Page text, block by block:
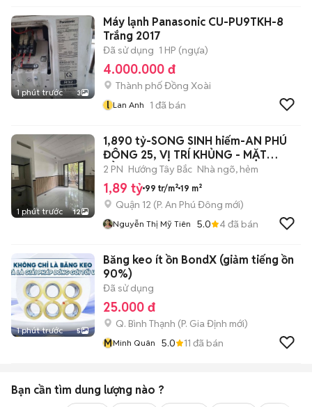
1 phút trước 3
Máy lạnh Panasonic CU-PU9TKH-8
Trắng 2017
Đã sử dụng 1 HP (ngựa)
4.000.000 đ
Thành phố Đồng Xoài
l Lan Anh 1 đã bán
1 phút trước 12
1,890 tỷ-SONG SINH hiếm-AN PHÚ
ĐÔNG 25, VỊ TRÍ KHỦNG - MẶT
BẰNG KINH
2 PN Hướng Tây Bắc Nhà ngõ, hẻm
1,89 tỷ 99 tr/m² 19 m²
Quận 12 (P. An Phú Đông mới)
Nguyễn Thị Mỹ Tiên 5.0 4đã bán
1 phút trước 5
Băng keo ít ồn BondX (giảm tiếng ồn
90%)
Đã sử dụng
25.000 đ
Q. Bình Thạnh (P. Gia Định mới)
MMinh Quân 5.0 11 đã bán
Bạn cần tìm dung lượng nào ?